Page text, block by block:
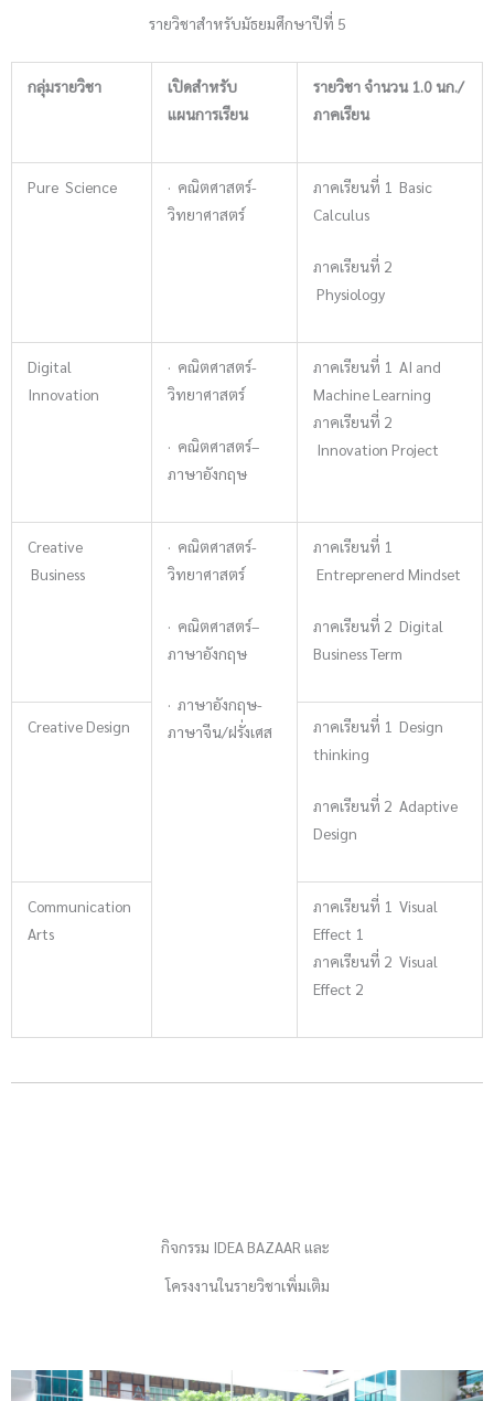
รายวิชาสำหรับมัธยมศึกษาปีที่ 5
กลุ่มรายวิชา
เปิดสำหรับ
แผนการเรียน
รายวิชา จำนวน 1.0 นก./
ภาคเรียน
Pure Science
· คณิตศาสตร์-
วิทยาศาสตร์
ภาคเรียนที่ 1 Basic
Calculus
ภาคเรียนที่ 2
Physiology
Digital
Innovation
· คณิตศาสตร์-
วิทยาศาสตร์
· คณิตศาสตร์–
ภาษาอังกฤษ
ภาคเรียนที่ 1 AI and
Machine Learning
ภาคเรียนที่ 2
Innovation Project
Creative
Business
· คณิตศาสตร์-
วิทยาศาสตร์
· คณิตศาสตร์–
ภาษาอังกฤษ
· ภาษาอังกฤษ-
ภาษาจีน/ฝรั่งเศส
ภาคเรียนที่ 1
Entreprenerd Mindset
ภาคเรียนที่ 2 Digital
Business Term
Creative Design
ภาคเรียนที่ 1 Design
thinking
ภาคเรียนที่ 2 Adaptive
Design
Communication
Arts
ภาคเรียนที่ 1 Visual
Effect 1
ภาคเรียนที่ 2 Visual
Effect 2
กิจกรรม IDEA BAZAAR และ
โครงงานในรายวิชาเพิ่มเติม